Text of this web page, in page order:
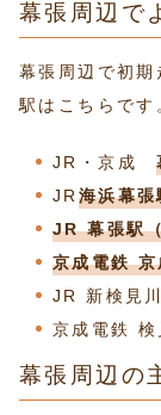
幕張周辺で
幕張周辺で初
駅はこちらです
JR・京成
JR 海浜幕
JR 幕張駅
京成電鉄
JR 新検見
京成電鉄 検
幕張周辺の